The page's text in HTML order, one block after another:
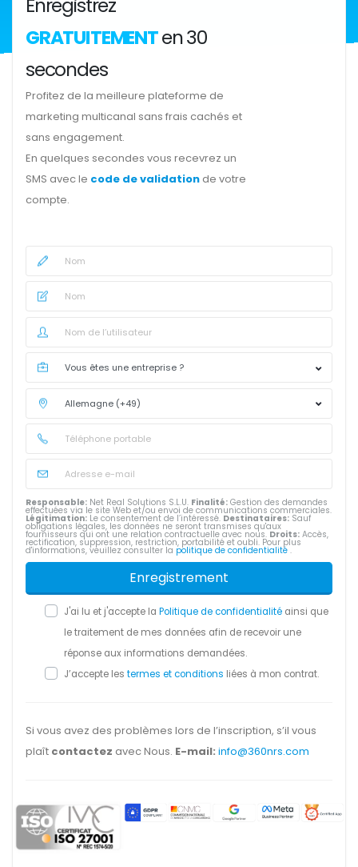
GRATUITEMENTen 30
secondes
Profitez de la meilleure plateforme de
marketing multicanal sans frais cachés et
sans engagement.
En quelques secondes vous recevrez un
SMS avec le code de validation de votre
compte.
Responsable: Net Real Solutions S.L.U. Finalité: Gestion des demandes
effectuées via le site Web et/ou envoi de communications commerciales.
Légitimation: Le consentement de l’intéressé. Destinataires: Sauf
obligations légales, les données ne seront transmises qu'aux
fournisseurs qui ont une relation contractuelle avec nous. Droits: Accès,
rectification, suppression, restriction, portabilité et oubli. Pour plus
d'informations, veuillez consulter la politique de confidentialité .
Enregistrement
J'ai lu et j'accepte la Politique de confidentialité ainsi que
le traitement de mes données afin de recevoir une
réponse aux informations demandées.
J’accepte les termes et conditions liées à mon contrat.
Si vous avez des problèmes lors de l’inscription, s’il vous
plaît contactez avec Nous. E-mail: info@360nrs.com